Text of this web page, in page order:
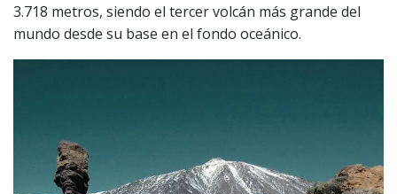
3.718 metros, siendo el tercer volcán más grande del
mundo desde su base en el fondo oceánico.